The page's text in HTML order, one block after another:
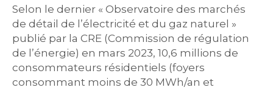
Selon le dernier « Observatoire des marchés
de détail de l’électricité et du gaz naturel »
publié par la CRE (Commission de régulation
de l’énergie) en mars 2023, 10,6 millions de
consommateurs résidentiels (foyers
consommant moins de 30 MWh/an et